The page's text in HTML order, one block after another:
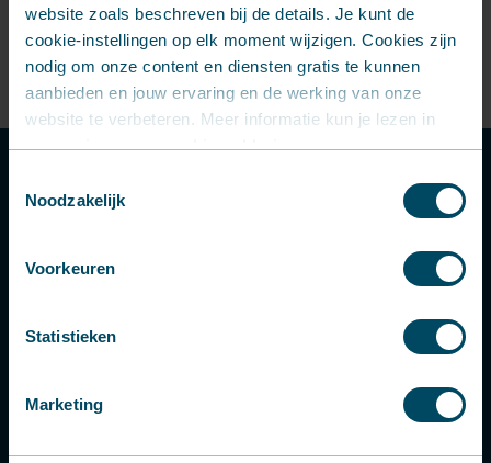
website zoals beschreven bij de details. Je kunt de
cookie-instellingen op elk moment wijzigen. Cookies zijn
nodig om onze content en diensten gratis te kunnen
aanbieden en jouw ervaring en de werking van onze
website te verbeteren. Meer informatie kun je lezen in
onzeprivacy- en cookieverklaring.
Noodzakelijk
Voorkeuren
Statistieken
Marketing
Wat zijn de voordelen van 3D
3D printen helpt u om uw productontwikkeling
en productieproces efficiënter in te richten.
Snelle doorlooptijd van ontwerp naar
product